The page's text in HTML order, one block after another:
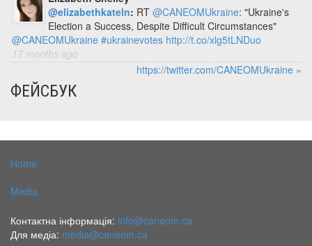
@elizabethkateln: RT @CANEOMUkraine: "Ukraine's
Election a Success, Despite Difficult Circumstances"
@CANEOMUkraine #ukrainevotes http://t.co/xlg5tLNDuo
17 months ago
https://twitter.com/CANEOMUkraine »
ФЕЙСБУК
Home
Media
Контактна інформація: info@caneom.ca
Для медіа: media@caneom.ca